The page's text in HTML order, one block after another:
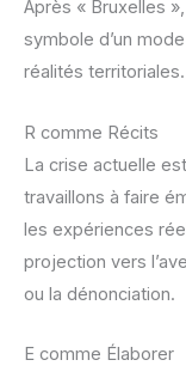
Après « Bruxelles
symbole d’un
réalités territoriales.
R comme Récits
La crise actuelle
travaillons à faire
les expériences
projection vers
ou la dénonciation.
E comme Élaborer